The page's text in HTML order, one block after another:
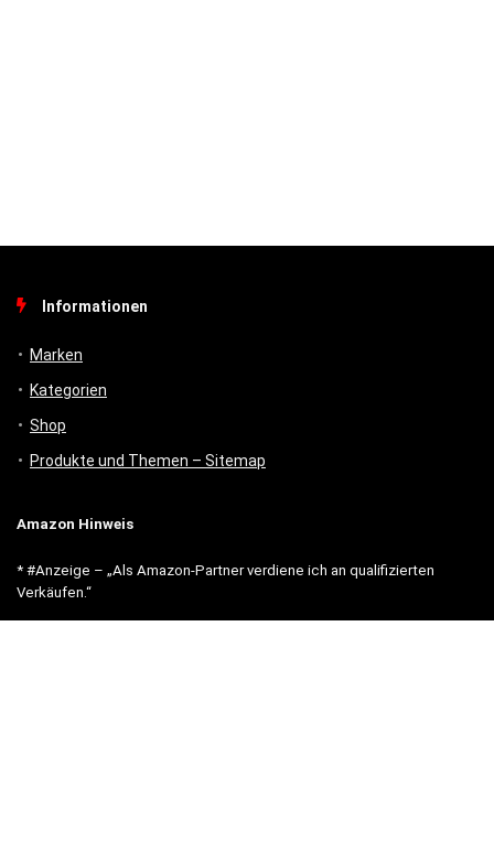
Informationen
Marken
Kategorien
Shop
Produkte und Themen – Sitemap
Amazon Hinweis
* #Anzeige – „Als Amazon-Partner verdiene ich an qualifizierten
Verkäufen.“